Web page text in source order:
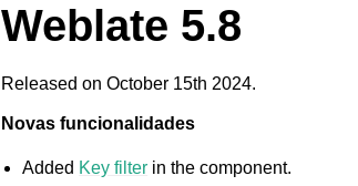
Weblate 5.8
Released on October 15th 2024.
Novas funcionalidades
Added Key filter in the component.